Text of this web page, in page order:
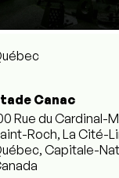
Canac
Rue du Cardinal-
Roch, La Cité-
Capitale-